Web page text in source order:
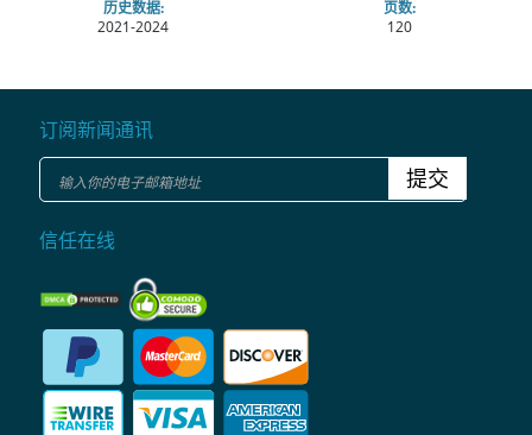
历史数据:
2021-2024
页数:
120
订阅新闻通讯
提交
信任在线